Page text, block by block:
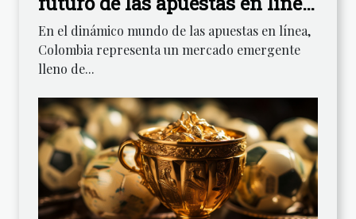
con la moneda local en
Colombia
En el dinámico mundo de las apuestas en línea,
Colombia representa un mercado emergente
lleno de...